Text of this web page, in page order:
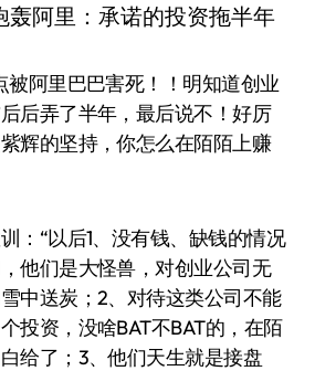
被阿里巴巴害死！！明知道创业
后弄了半年，最后说不！好厉
辉的坚持，你怎么在陌陌上赚
：“以后1、没有钱、缺钱的情况
他们是大怪兽，对创业公司无
中送炭；2、对待这类公司不能
投资，没啥BAT不BAT的，在陌
给了；3、他们天生就是接盘